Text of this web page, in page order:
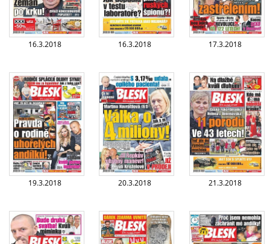
16.3.2018 16.3.2018 17.3.2018
19.3.2018 20.3.2018 21.3.2018